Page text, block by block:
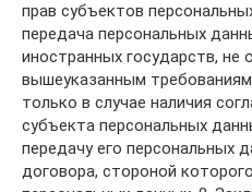
прав субъектов
передача персональных
иностранных государств, не
вышеуказанным
только в случае наличия
субъекта персональных
передачу его персональных
договора, стороной